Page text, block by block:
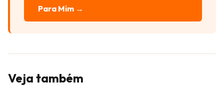
Para Mim →
Veja também